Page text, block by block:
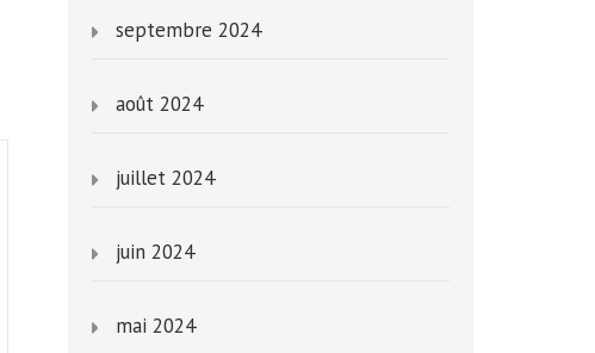
septembre 2024
août 2024
juillet 2024
juin 2024
mai 2024